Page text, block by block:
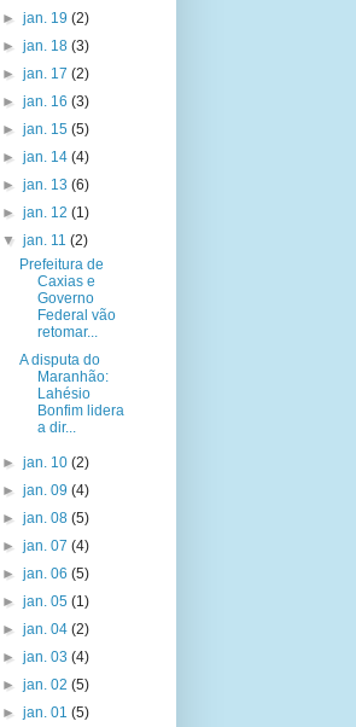
► jan. 19 (2)
► jan. 18 (3)
► jan. 17 (2)
► jan. 16 (3)
► jan. 15 (5)
► jan. 14 (4)
► jan. 13 (6)
► jan. 12 (1)
▼ jan. 11 (2)
Prefeitura de
Caxias e
Governo
Federal vão
retomar...
A disputa do
Maranhão:
Lahésio
Bonfim lidera
a dir...
► jan. 10 (2)
► jan. 09 (4)
► jan. 08 (5)
► jan. 07 (4)
► jan. 06 (5)
► jan. 05 (1)
► jan. 04 (2)
► jan. 03 (4)
► jan. 02 (5)
► jan. 01 (5)